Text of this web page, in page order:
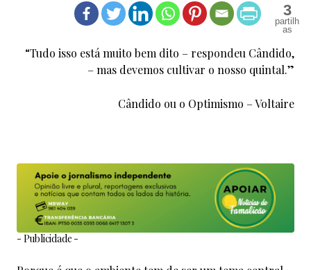
3
“Tudo isso está muito bem dito – respondeu Cândido,
– mas devemos cultivar o nosso quintal.”
Cândido ou o Optimismo – Voltaire
- Publicidade -